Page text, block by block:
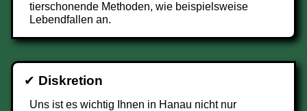
tierschonende Methoden, wie beispielsweise
Lebendfallen an.
✔ Diskretion
Uns ist es wichtig Ihnen in Hanau nicht nur